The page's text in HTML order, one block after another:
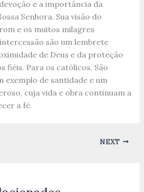
e a importância da
Senhora. Sua visão do
e os muitos milagres
são um lembrete
de Deus e da proteção
fiéis. Para os católicos, São
exemplo de santidade e um
cuja vida e obra continuam a
a fé.
NEXT